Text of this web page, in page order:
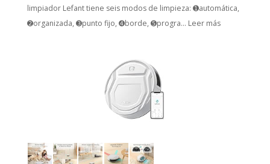
limpiador Lefant tiene seis modos de limpieza: ➊automática,
➋organizada, ➌punto fijo, ➍borde, ➎progra... Leer más